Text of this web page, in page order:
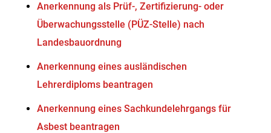
Anerkennung als Prüf-, Zertifizierung- oder
Überwachungsstelle (PÜZ-Stelle) nach
Landesbauordnung
Anerkennung eines ausländischen
Lehrerdiploms beantragen
Anerkennung eines Sachkundelehrgangs für
Asbest beantragen